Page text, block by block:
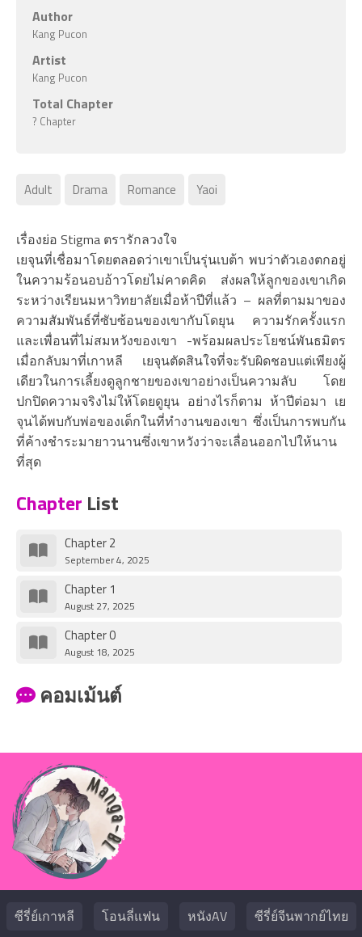
Author
Kang Pucon
Artist
Kang Pucon
Total Chapter
? Chapter
Adult Drama Romance Yaoi
เรื่องย่อ Stigma ตรารักลวงใจ
เยจุนที่เชื่อมาโดยตลอดว่าเขาเป็นรุ่นเบต้า พบว่าตัวเองตกอยู่
ในความร้อนอบอ้าวโดยไม่คาดคิด ส่งผลให้ลูกของเขาเกิด
ระหว่างเรียนมหาวิทยาลัยเมื่อห้าปีที่แล้ว – ผลที่ตามมาของ
ความสัมพันธ์ที่ซับซ้อนของเขากับโดยุน ความรักครั้งแรก
และเพื่อนที่ไม่สมหวังของเขา -พร้อมผลประโยชน์พันธมิตร
เมื่อกลับมาที่เกาหลี เยจุนตัดสินใจที่จะรับผิดชอบแต่เพียงผู้
เดียวในการเลี้ยงดูลูกชายของเขาอย่างเป็นความลับ โดย
ปกปิดความจริงไม่ให้โดยดูยุน อย่างไรก็ตาม ห้าปีต่อมา เย
จุนได้พบกับพ่อของเด็กในที่ทำงานของเขา ซึ่งเป็นการพบกัน
ที่ค้างชำระมายาวนานซึ่งเขาหวังว่าจะเลื่อนออกไปให้นาน
ที่สุด
Chapter List
Chapter 2
September 4, 2025
Chapter 1
August 27, 2025
Chapter 0
August 18, 2025
คอมเม้นต์
ซีรี่ย์เกาหลี โอนลี่แฟน หนังAV ซีรี่ย์จีนพากย์ไทย